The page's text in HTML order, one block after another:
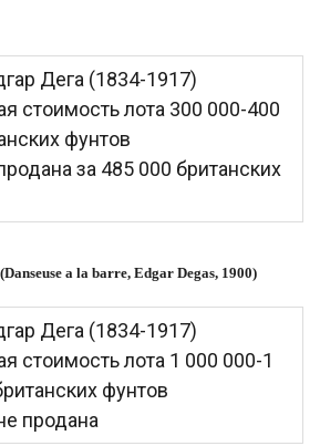
Дега (1834-1917)
стоимость лота 300 000-400
фунтов
за 485 000 британских
a la barre, Edgar Degas, 1900)
Дега (1834-1917)
стоимость лота 1 000 000-1
фунтов
продана